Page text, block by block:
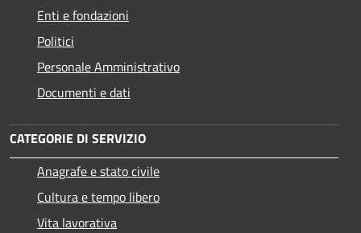
Enti e fondazioni
Politici
Personale Amministrativo
Documenti e dati
CATEGORIE DI SERVIZIO
Anagrafe e stato civile
Cultura e tempo libero
Vita lavorativa